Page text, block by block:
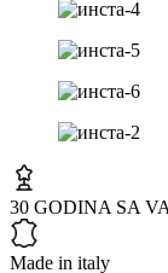
30 GODINA SA
Made in italy